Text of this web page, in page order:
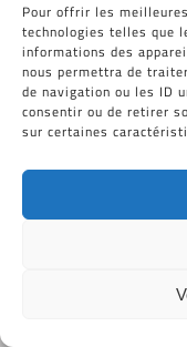
Pour offrir les
technologies telles que
informations des
nous permettra de
de navigation ou les ID
consentir ou de retirer
sur certaines
Tous Droits